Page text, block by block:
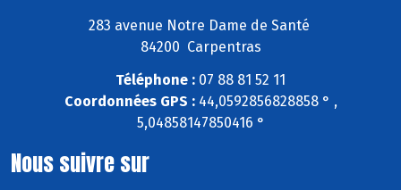
283 avenue Notre Dame de Santé
84200 Carpentras
Téléphone : 07 88 81 52 11
Coordonnées GPS :44,0592856828858 ° ,
5,04858147850416 °
Nous suivre sur